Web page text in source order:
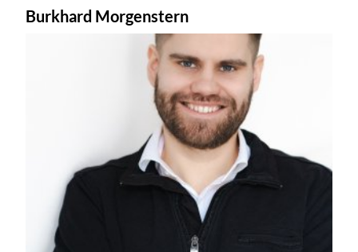
Burkhard Morgenstern